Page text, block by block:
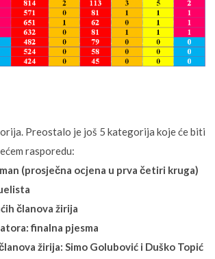
Preostalo je još 5 kategorija koje će biti
rasporedu:
(prosječna ocjena u prva četiri kruga)
članova žirija
finalna pjesma
žirija: Simo Golubović i Duško Topić